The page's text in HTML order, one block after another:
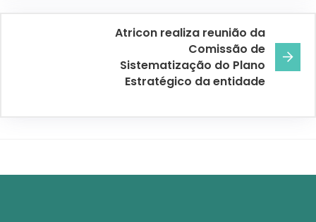
Atricon realiza reunião da
Comissão de
Sistematização do Plano
Estratégico da entidade